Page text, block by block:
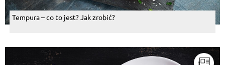
Tempura – co to jest? Jak zrobić?